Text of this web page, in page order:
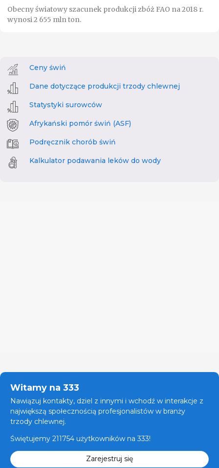
Obecny światowy szacunek produkcji zbóż FAO na 2018 r.
wynosi 2 655 mln ton.
Ceny świń
Dane dotyczące produkcji trzody chlewnej
Statystyki surowców
Afrykański pomór świń (ASF)
Podręcznik chorób świń
Kalkulator podawania leków do wody
Witamy na 333
Nawiązuj kontakty, dziel z innymi i wchodź w interakcje z
największą społecznością profesjonalistów w branży
trzody chlewnej.
Świętujemy 211754 użytkowników na 333!
Zarejestruj się